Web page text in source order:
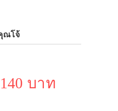
ณโจ้
บาท